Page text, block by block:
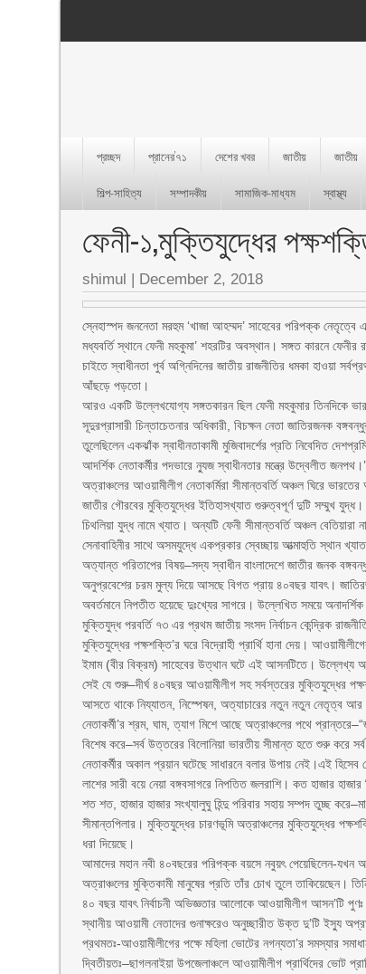
প্রচ্ছদ প্রানের’৭১ দেশের খবর জাতীয় জাতীয়
শিল্প-সাহিত্য
সম্পাদকীয় সামাজিক-মাধ্যম স্বাস্থ্য
ফেনী-১,মুক্তিযুদ্ধের
shimul | December 2, 2018
স্নেহাস্পদ জননেতা মরহুম ‘খাজা আহম্মদ’ সাহেবের পরিপক্ক নেতৃত্বে
মধ্যবর্তি স্থানে ফেনী মহকুমা’ শহরটির অবস্থান। সঙ্গত কারনে
চাইতে স্বাধীনতা পুর্ব অগ্নিদিনের জাতীয় রাজনীতির ধমকা হাওয়া
আঁছড়ে পড়তো।
আরও একটি উল্লেখযোগ্য সঙ্গতকারন ছিল ফেনী মহকুমার তিনদিকে
সূদুরপ্রাসারী চিন্তাচেতনার অধিকারী, বিচক্ষন নেতা জাতিরজনক
তুলেছিলেন একঝাঁক স্বাধীনতাকামী মুজিবাদর্শের প্রতি নিবেদিত
আদর্শিক নেতাকর্মীর পদভারে ন্যুজ স্বাধীনতার মন্ত্রে উদ্বেলীত
অত্রাঞ্চলের আওয়ামীলীগ নেতাকর্মিরা সীমান্তবর্তি অঞ্চল ঘিরে
জাতীর গৌরবের মুক্তিযুদ্ধের ইতিহাসখ্যাত গুরুত্বপূর্ণ দুটি সম্মুখ যুদ্ধ।
চিথলিয়া যুদ্ধ নামে খ্যাত। অন্যটি ফেনী সীমান্তবর্তি অঞ্চল
সেনাবাহিনীর সাথে অসমযুদ্ধে একপ্রকার স্বেচ্ছায় আত্মাহুতি স্থান
অত্যান্ত পরিতাপের বিষয়–সদ্য স্বাধীন বাংলাদেশে জাতীর জনক
অনুপ্রবেশের চরম মুল্য দিয়ে আসছে বিগত প্রায় ৪০বছর যাবৎ।
অবর্তমানে নিপতীত হয়েছে দুঃখ্যের সাগরে। উল্লেখিত সময়ে
মুক্তিযুদ্ধ পরবর্তি ৭৩ এর প্রথম জাতীয় সংসদ নির্বাচন কেন্দ্রিক
মুক্তিযুদ্ধের পক্ষশক্তি’র ঘরে বিদ্রোহী প্রার্থি হানা দেয়।
ইমাম (বীর বিক্রম) সাহেবের উত্থান ঘটে এই আসনটিতে। উল্লেখ্য
সেই যে শুরু–দীর্ঘ ৪০বছর আওয়ামীলীগ সহ সর্বস্তরের মুক্তিযুদ্ধের
আসতে থাকে নিয্যাতন, নিস্পেষন, অত্যাচারের নতুন নতুন নেতৃত্ব
নেতাকর্মী’র শ্রম, ঘাম, ত্যাগ মিশে আছে অত্রাঞ্চলের পথে
বিশেষ করে–সর্ব উত্তরের বিলোনিয়া ভারতীয় সীমান্ত হতে শুরু করে
নেতাকর্মীর অকাল প্রয়ান ঘটেছে সাধারনে বলার উপায় নেই।এই
লাশের সারী বয়ে নেয়া বঙ্গবসাগরে নিপতিত জলরাশি। কত হাজার
শত শত, হাজার হাজার সংখ্যালুঘু হিন্দু পরিবার সহায় সম্পদ তুচ্ছ
সীমান্তপিলার। মুক্তিযুদ্ধের চারণভূমি অত্রাঞ্চলের মুক্তিযুদ্ধের
ধরা দিয়েছে।
আমাদের মহান নবী ৪০বছরের পরিপক্ক বয়সে নবুয়ৎ পেয়েছিলেন-
অত্রাঞ্চলের মুক্তিকামী মানুষের প্রতি তাঁর চোখ তুলে তাকিয়েছেন।
৪০ বছর যাবৎ নির্বাচনী অভিজ্ঞতার আলোকে আওয়ামীলীগ আসন’টি পুণঃ
স্থানীয় আওয়ামী নেতাদের গুনাক্ষরেও অনুচ্ছারীত উক্ত দু’টি ইস্যু
প্রথমতঃ-আওয়ামীলীগের পক্ষে মহিলা ভোটের নগন্যতা’র সমস্যার
দ্বিতীয়তঃ–ছাগলনাইয়া উপজেলাঞ্চলে আওয়ামীলীগ প্রার্থিদের ভোট